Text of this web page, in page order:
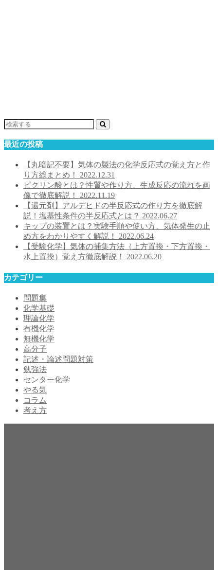
最近の投稿
【丸暗記不要】気体の製法の化学反応式の覚え方と作
り方総まとめ！ 2022.12.31
ピクリン酸とは？性質や作り方、生成反応の流れを画
像で徹底解説！ 2022.11.19
【還元剤】アルデヒドの半反応式の作り方を徹底解
説！塩基性条件の半反応式とは？ 2022.06.27
キップの装置とは？実験手順や使い方、気体発生の止
め方をわかりやすく解説！ 2022.06.24
【受験化学】気体の捕集方法（上方置換・下方置換・
水上置換）覚え方徹底解説！ 2022.06.20
カテゴリー
問題集
化学基礎
理論化学
有機化学
無機化学
高分子
記述・論述問題対策
勉強法
センター化学
やる気
コラム
考え方